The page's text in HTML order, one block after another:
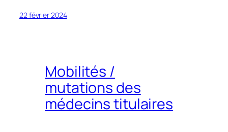
22 février 2024
Mobilités /
mutations des
médecins titulaires